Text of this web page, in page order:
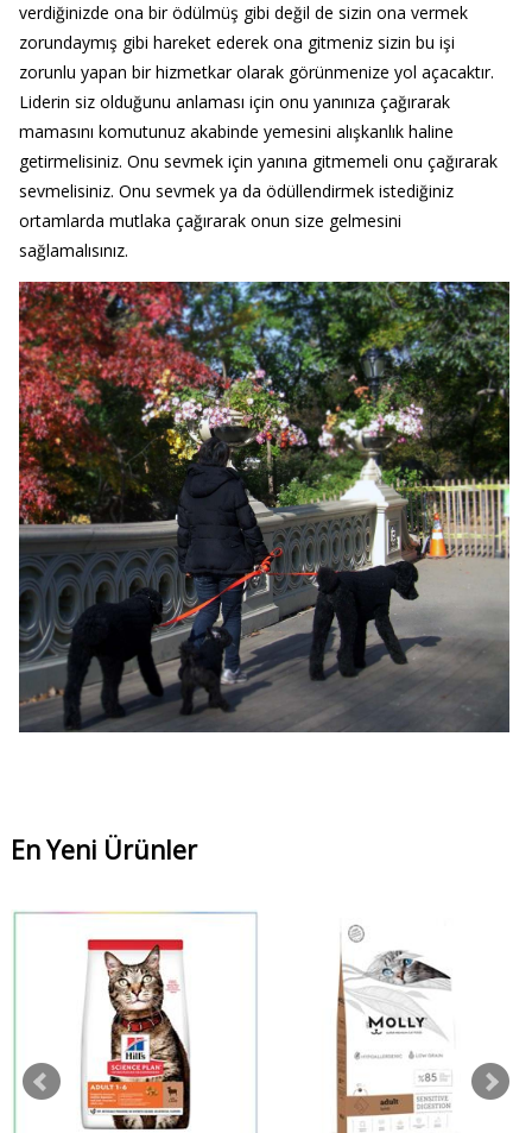
verdiğinizde ona bir ödülmüş gibi değil de sizin ona vermek
zorundaymış gibi hareket ederek ona gitmeniz sizin bu işi
zorunlu yapan bir hizmetkar olarak görünmenize yol açacaktır.
Liderin siz olduğunu anlaması için onu yanınıza çağırarak
mamasını komutunuz akabinde yemesini alışkanlık haline
getirmelisiniz. Onu sevmek için yanına gitmemeli onu çağırarak
sevmelisiniz. Onu sevmek ya da ödüllendirmek istediğiniz
ortamlarda mutlaka çağırarak onun size gelmesini
sağlamalısınız.
En Yeni Ürünler